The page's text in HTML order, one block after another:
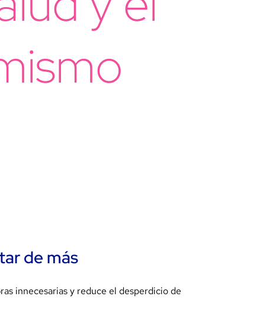
de más
innecesarias y reduce el desperdicio de